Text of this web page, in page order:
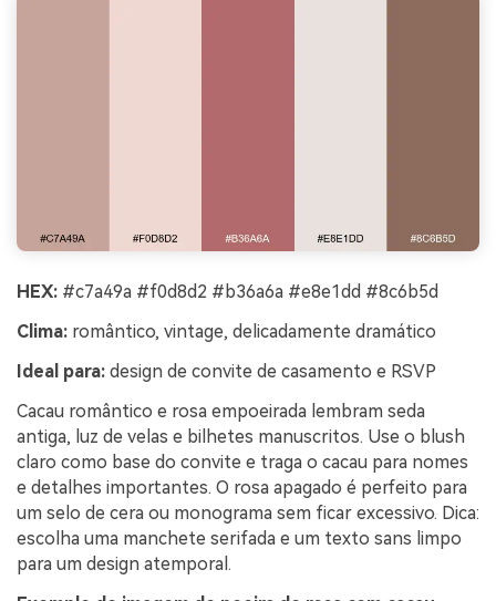
HEX: #c7a49a #f0d8d2 #b36a6a #e8e1dd #8c6b5d
Clima: romântico, vintage, delicadamente dramático
Ideal para: design de convite de casamento e RSVP
Cacau romântico e rosa empoeirada lembram seda
antiga, luz de velas e bilhetes manuscritos. Use o blush
claro como base do convite e traga o cacau para nomes
e detalhes importantes. O rosa apagado é perfeito para
um selo de cera ou monograma sem ficar excessivo. Dica:
escolha uma manchete serifada e um texto sans limpo
para um design atemporal.